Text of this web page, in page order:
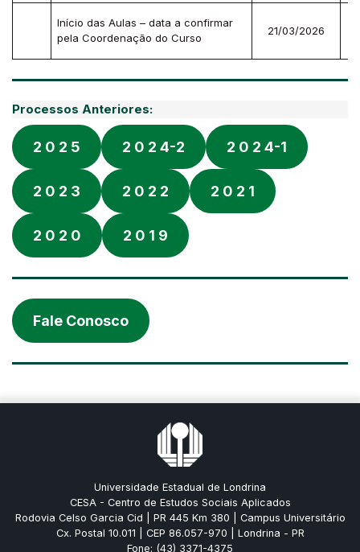
Início das Aulas – data a confirmar
pela Coordenação do Curso
21/03/2026
Processos Anteriores:
2 0 2 5 2 0 2 4-2 2 0 2 4-1
2 0 2 3 2 0 2 2 2 0 2 1
2 0 2 0 2 0 1 9
Fale Conosco
Universidade Estadual de Londrina
CESA - Centro de Estudos Sociais Aplicados
Rodovia Celso Garcia Cid | PR 445 Km 380 | Campus Universitário
Cx. Postal 10.011 | CEP 86.057-970 | Londrina - PR
Fone: (43) 3371-4375